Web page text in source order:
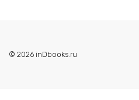
© 2026 inDbooks.ru